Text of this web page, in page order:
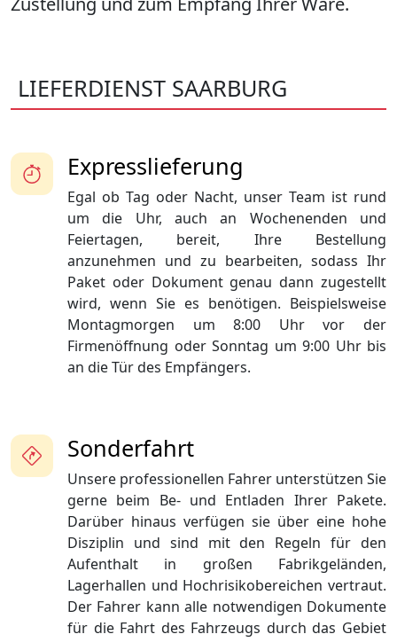
LIEFERDIENST SAARBURG
Sonderfahrt
Unsere professionellen Fahrer unterstützen Sie
gerne beim Be- und Entladen Ihrer Pakete.
Darüber hinaus verfügen sie über eine hohe
Disziplin und sind mit den Regeln für den
Aufenthalt in großen Fabrikgeländen,
Lagerhallen und Hochrisikobereichen vertraut.
Der Fahrer kann alle notwendigen Dokumente
für die Fahrt des Fahrzeugs durch das Gebiet
Expresslieferung
Egal ob Tag oder Nacht, unser Team ist rund
um die Uhr, auch an Wochenenden und
Feiertagen, bereit, Ihre Bestellung
anzunehmen und zu bearbeiten, sodass Ihr
Paket oder Dokument genau dann zugestellt
wird, wenn Sie es benötigen. Beispielsweise
Montagmorgen um 8:00 Uhr vor der
Firmenöffnung oder Sonntag um 9:00 Uhr bis
an die Tür des Empfängers.